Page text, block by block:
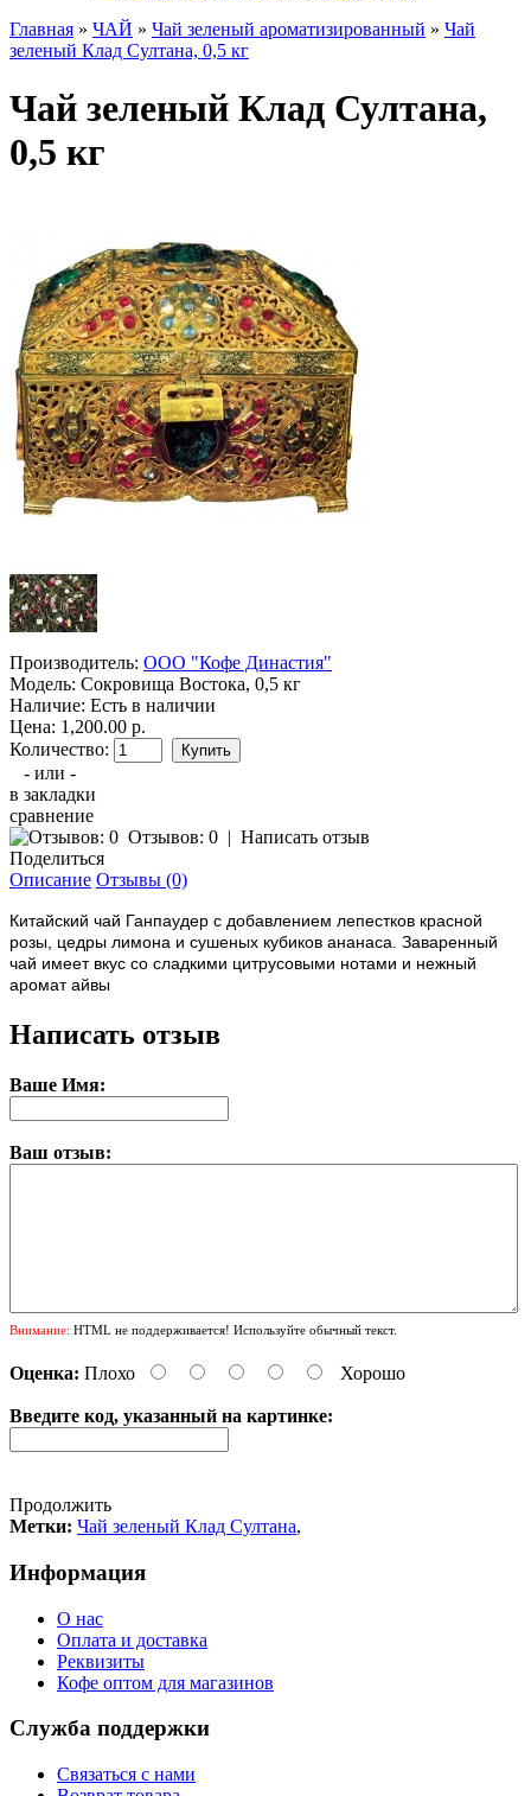
Главная » ЧАЙ » Чай зеленый ароматизированный » Чай
зеленый Клад Султана, 0,5 кг
Чай зеленый Клад Султана,
0,5 кг
Производитель: ООО "Кофе Династия"
Модель: Сокровища Востока, 0,5 кг
Наличие: Есть в наличии
Цена: 1,200.00 р.
Количество:
- или -
в закладки
сравнение
Отзывов: 0 | Написать отзыв
Поделиться
Описание Отзывы (0)
Китайский чай Ганпаудер с добавлением лепестков красной
розы, цедры лимона и сушеных кубиков ананаса. Заваренный
чай имеет вкус со сладкими цитрусовыми нотами и нежный
аромат айвы
Написать отзыв
Ваше Имя:
Ваш отзыв:
Внимание: HTML не поддерживается! Используйте обычный текст.
Оценка: Плохо Хорошо
Введите код, указанный на картинке:
Продолжить
Метки: Чай зеленый Клад Султана,
Информация
О нас
Оплата и доставка
Реквизиты
Кофе оптом для магазинов
Служба поддержки
Связаться с нами